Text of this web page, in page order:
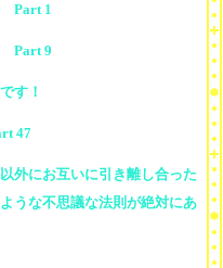
Part 1
Part 9
す！
47
外にお互いに引き離し合った
うな不思議な法則が絶対にあ